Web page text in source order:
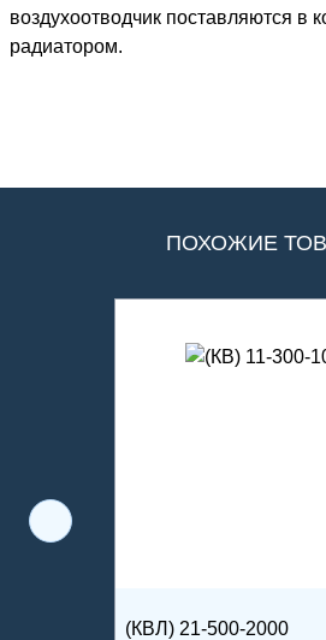
воздухоотводчик поставляются в
радиатором.
ПОХОЖИЕ
(КВЛ) 21-500-2000